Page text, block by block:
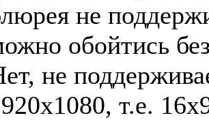
не
обойтись
не
т.е.